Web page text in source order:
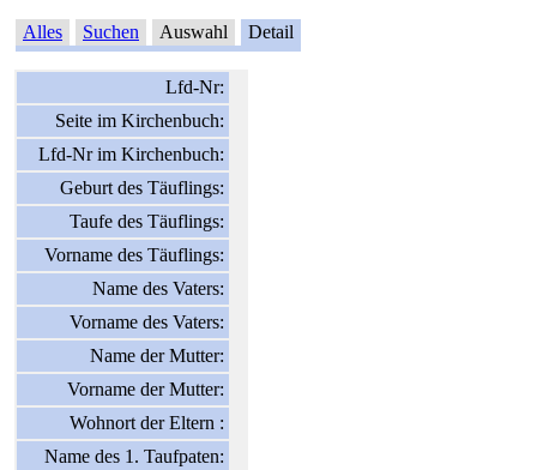
Alles Suchen Auswahl Detail
Lfd-Nr:
Seite im Kirchenbuch:
Lfd-Nr im Kirchenbuch:
Geburt des Täuflings:
Taufe des Täuflings:
Vorname des Täuflings:
Name des Vaters:
Vorname des Vaters:
Name der Mutter:
Vorname der Mutter:
Wohnort der Eltern :
Name des 1. Taufpaten: